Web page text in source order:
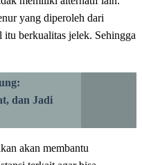
yang diperoleh dari
itu berkualitas jelek. Sehingga
dan Jadi
akan membantu